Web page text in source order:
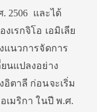
2506 และได้
เรกจิโอ เอมิเลีย
แนวการจัดการ
นแปลงอย่าง
ตาลี ก่อนจะเริ่ม
เมริกา ในปี พ.ศ.